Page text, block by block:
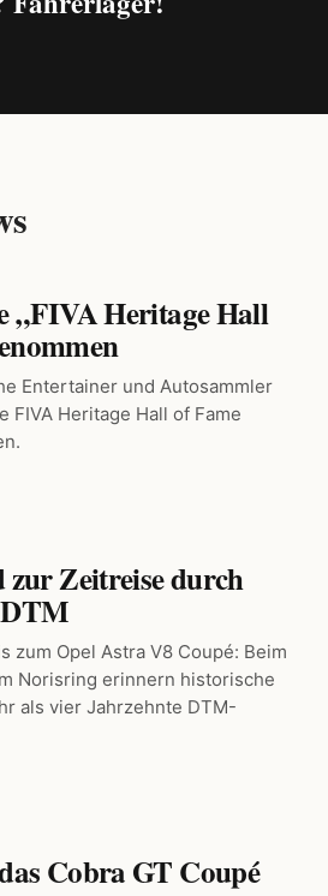
„FIVA Heritage Hall
Entertainer und Autosammler
FIVA Heritage Hall of Fame
Zeitreise durch
zum Opel Astra V8 Coupé: Beim
Norisring erinnern historische
als vier Jahrzehnte DTM-
Cobra GT Coupé